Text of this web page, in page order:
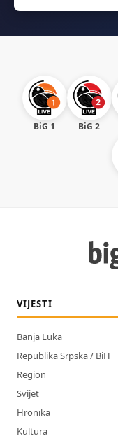
BiG 1 BiG 2
VIJESTI
Banja Luka
Republika Srpska / BiH
Region
Svijet
Hronika
Kultura